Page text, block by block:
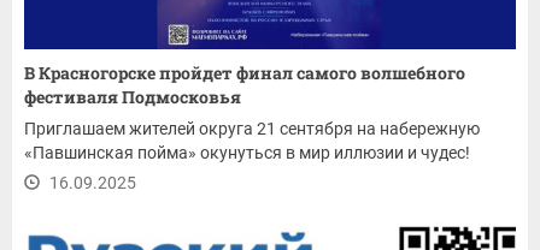
В Красногорске пройдет финал самого волшебного
фестиваля Подмосковья
Приглашаем жителей округа 21 сентября на набережную
«Павшинская пойма» окунуться в мир иллюзии и чудес!
16.09.2025